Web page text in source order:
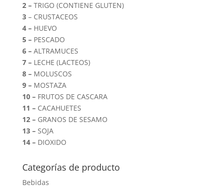
2 –TRIGO (CONTIENE GLUTEN)
3– CRUSTACEOS
4 –HUEVO
5 –PESCADO
6 –ALTRAMUCES
7 –LECHE (LACTEOS)
8 –MOLUSCOS
9 –MOSTAZA
10 –FRUTOS DE CASCARA
11 –CACAHUETES
12 –GRANOS DE SESAMO
13 –SOJA
14 –DIOXIDO
Categorías de producto
Bebidas